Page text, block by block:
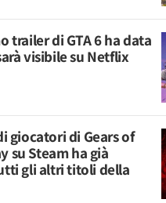
trailer di GTA 6 ha data
visibile su Netflix
giocatori di Gears of
su Steam ha già
gli altri titoli della